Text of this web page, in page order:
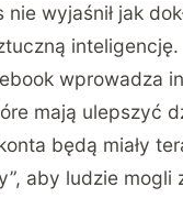
wyjaśnił jak
inteligencję.
wprowadza
mają ulepszyć
będą miały
aby ludzie mogli